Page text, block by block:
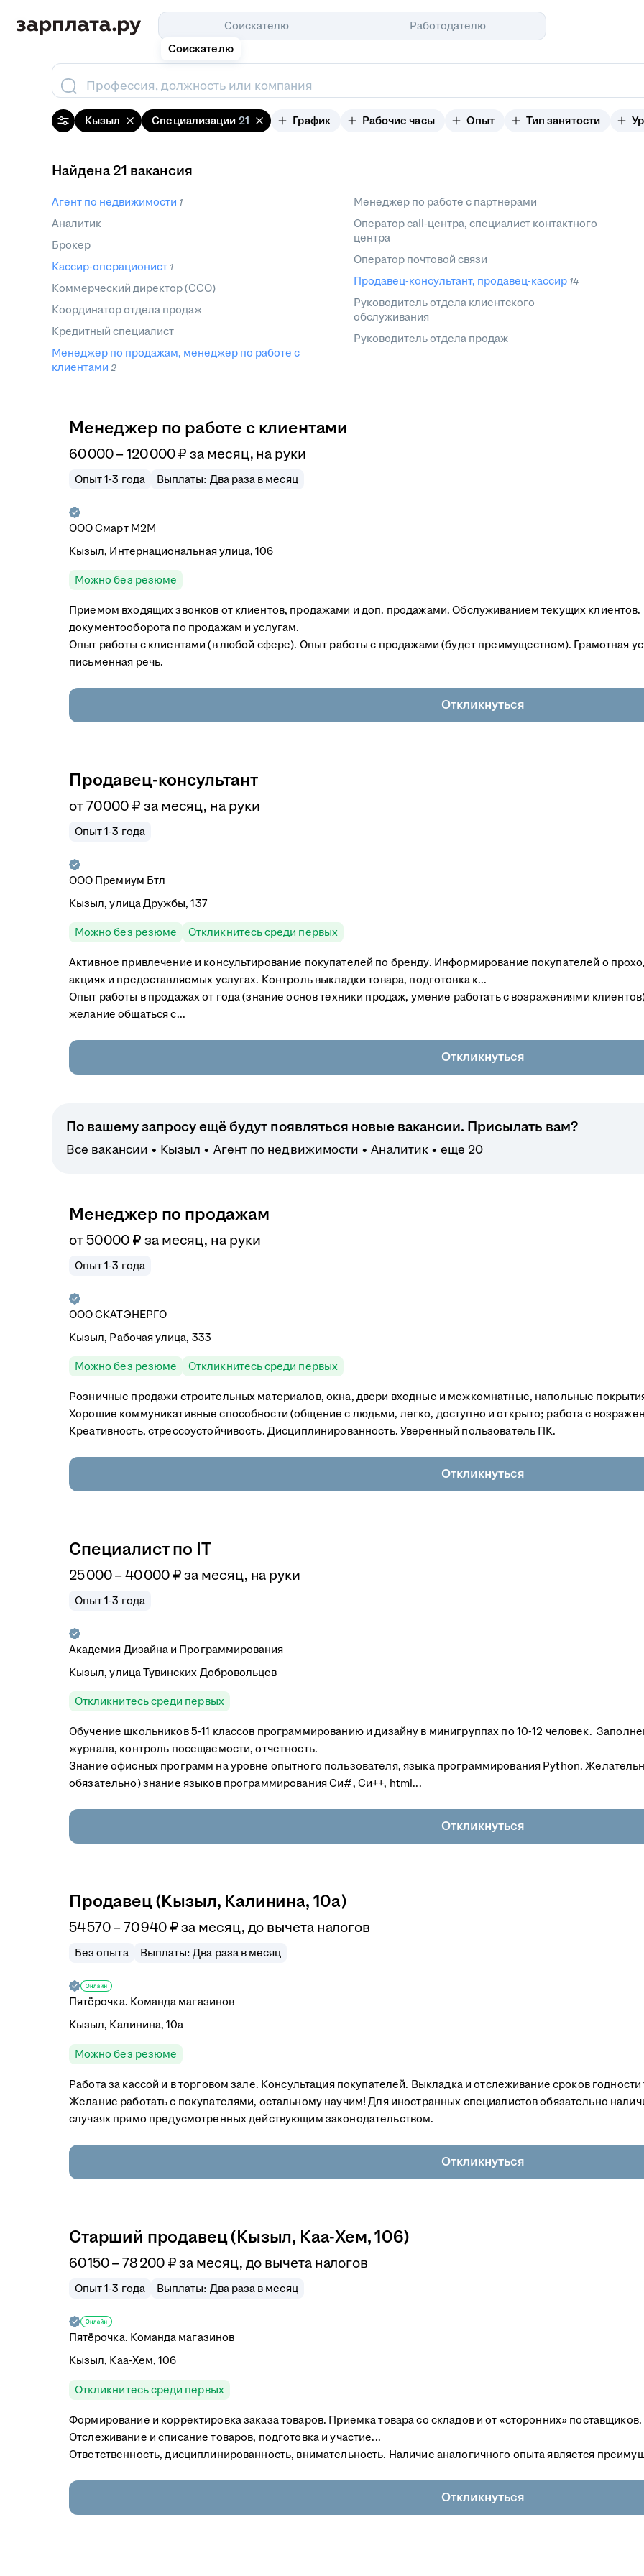
Соискателю
Соискателю
Работодателю
Профессия, должность или компания
Кызыл Специализации 21 График Рабочие часы Опыт Тип занятости
Найдена 21 вакансия
Агент по недвижимости 1
Аналитик
Брокер
Кассир-операционист 1
Коммерческий директор (CCO)
Координатор отдела продаж
Кредитный специалист
Менеджер по продажам, менеджер по работе с
клиентами 2
Менеджер по работе с партнерами
Оператор call-центра, специалист контактного
центра
Оператор почтовой связи
Продавец-консультант, продавец-кассир 14
Руководитель отдела клиентского
обслуживания
Руководитель отдела продаж
Менеджер по работе с клиентами
60 000–120 000₽ за месяц, на руки
Опыт 1-3 года Выплаты: Два раза в месяц
ОООСмарт М2М
Кызыл, Интернациональная улица, 106
Можно без резюме
Приемом входящих звонков от клиентов, продажами и доп. продажами. Обслуживанием текущих
документооборота по продажам и услугам.
Опыт работы с клиентами (в любой сфере). Опыт работы с продажами (будет преимуществом). Грамотная
письменная речь.
Откликнуться
Продавец-консультант
от70 000 ₽ за месяц, на руки
Опыт 1-3 года
ООО Премиум Бтл
Кызыл, улица Дружбы, 137
Можно без резюме Откликнитесь среди первых
Активное привлечение и консультирование покупателей по бренду. Информирование покупателей о
акциях и предоставляемых услугах. Контроль выкладки товара, подготовка к...
Опыт работы в продажах от года (знание основ техники продаж, умение работать с возражениями
желание общаться с...
Откликнуться
По вашему запросу ещё будут появляться новые вакансии. Присылать вам?
Все вакансии Кызыл Агент по недвижимости Аналитик еще 20
Менеджер по продажам
от50 000 ₽ за месяц, на руки
Опыт 1-3 года
ОООСКАТЭНЕРГО
Кызыл, Рабочая улица, 333
Можно без резюме Откликнитесь среди первых
Розничные продажи строительных материалов, окна, двери входные и межкомнатные, напольные
Хорошие коммуникативные способности (общение с людьми, легко, доступно и открыто; работа с
Креативность, стрессоустойчивость. Дисциплинированность. Уверенный пользователь ПК.
Откликнуться
Специалист по IT
25 000–40 000 ₽ за месяц, на руки
Опыт 1-3 года
Академия Дизайна и Программирования
Кызыл, улица Тувинских Добровольцев
Откликнитесь среди первых
Обучение школьников 5-11 классов программированию и дизайну в минигруппах по 10-12 человек.
журнала, контроль посещаемости, отчетность.
Знание офисных программ на уровне опытного пользователя, языка программирования Python.
обязательно) знание языков программирования Си#, Си++, html...
Откликнуться
Продавец (Кызыл, Калинина, 10а)
54 570–70 940 ₽ за месяц, до вычета налогов
Без опыта Выплаты: Два раза в месяц
Пятёрочка. Команда магазинов
Кызыл, Калинина, 10а
Можно без резюме
Работа за кассой и в торговом зале. Консультация покупателей. Выкладка и отслеживание сроков годности
Желание работать с покупателями, остальному научим! Для иностранных специалистов обязательно
случаях прямо предусмотренных действующим законодательством.
Откликнуться
Старший продавец (Кызыл, Каа-Хем, 106)
60 150–78 200 ₽ за месяц, до вычета налогов
Опыт 1-3 года Выплаты: Два раза в месяц
Пятёрочка. Команда магазинов
Кызыл, Каа-Хем, 106
Откликнитесь среди первых
Формирование и корректировка заказа товаров. Приемка товара со складов и от «сторонних» поставщиков.
Отслеживание и списание товаров‚ подготовка и участие...
Ответственность, дисциплинированность, внимательность. Наличие аналогичного опыта является
Откликнуться